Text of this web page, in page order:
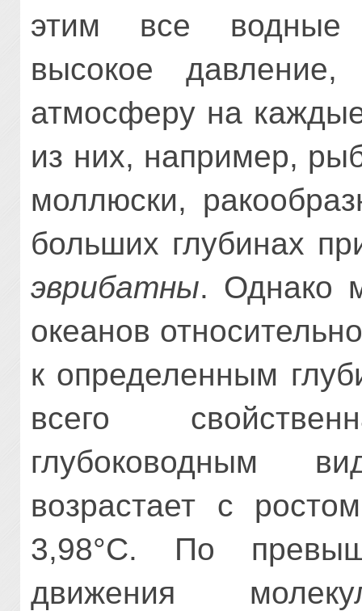
этим все водные
высокое
атмосферу на
из них, например,
моллюски,
больших глубинах
эврибатны. Однако
океанов
к определенным
всего
глубоководным
возрастает с
3,98°С. По
движения